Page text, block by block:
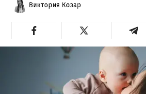
Виктория Козар